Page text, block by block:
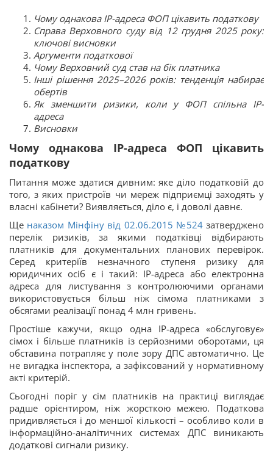
Чому однакова IP-адреса ФОП цікавить податкову
Справа Верховного суду від 12 грудня 2025 року:
ключові висновки
Аргументи податкової
Чому Верховний суд став на бік платника
Інші рішення 2025–2026 років: тенденція набирає
обертів
Як зменшити ризики, коли у ФОП спільна IP-
адреса
Висновки
Чому однакова IP-адреса ФОП цікавить
податкову
Питання може здатися дивним: яке діло податковій до
того, з яких пристроїв чи мереж підприємці заходять у
власні кабінети? Виявляється, діло є, і доволі давнє.
Ще наказом Мінфіну від 02.06.2015 №524затверджено
перелік ризиків, за якими податківці відбирають
платників для документальних планових перевірок.
Серед критеріїв незначного ступеня ризику для
юридичних осіб є і такий: IP-адреса або електронна
адреса для листування з контролюючими органами
використовується більш ніж сімома платниками з
обсягами реалізації понад 4 млн гривень.
Простіше кажучи, якщо одна IP-адреса «обслуговує»
сімох і більше платників із серйозними оборотами, ця
обставина потрапляє у поле зору ДПС автоматично. Це
не вигадка інспектора, а зафіксований у нормативному
акті критерій.
Сьогодні поріг у сім платників на практиці виглядає
радше орієнтиром, ніж жорсткою межею. Податкова
придивляється і до меншої кількості – особливо коли в
інформаційно-аналітичних системах ДПС виникають
додаткові сигнали ризику.